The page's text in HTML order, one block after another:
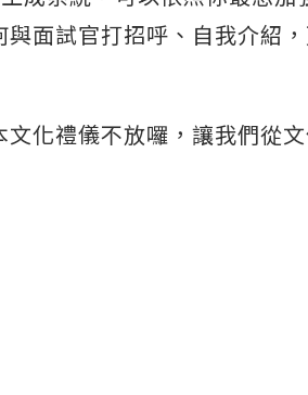
與面試官打招呼、自我介紹
文化禮儀不放囉，讓我們從